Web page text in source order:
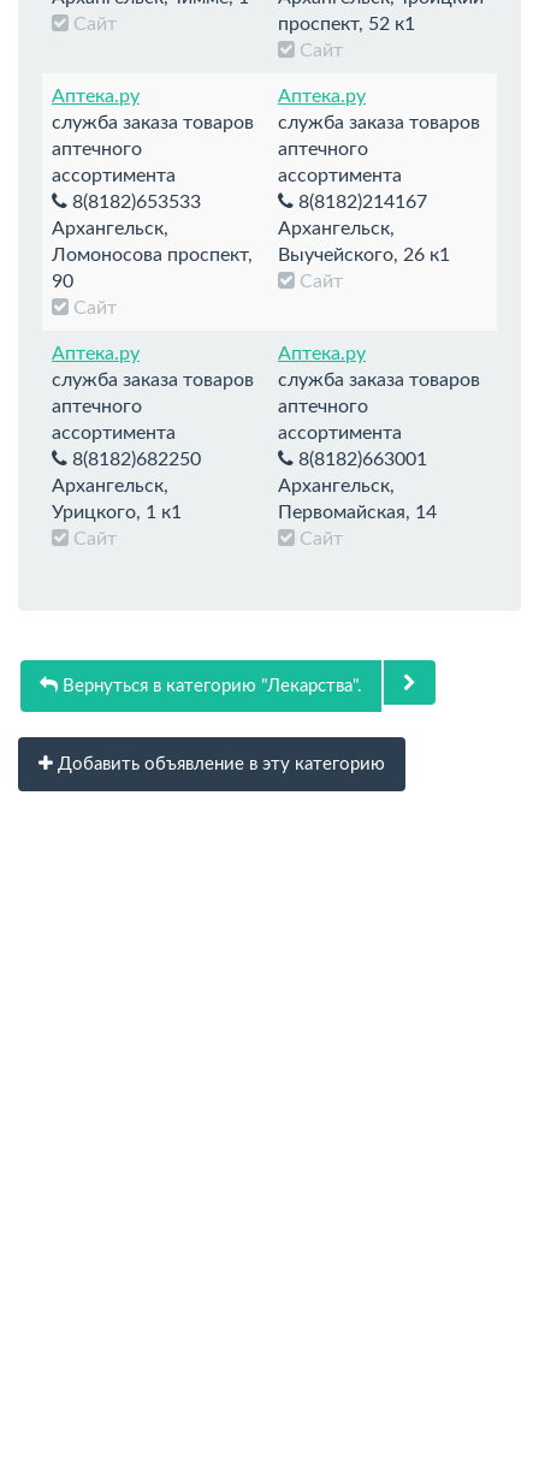
Сайт
проспект, 52 к1
Сайт
Аптека.ру
служба заказа товаров
аптечного
ассортимента
8(8182)653533
Архангельск,
Ломоносова проспект,
90
Сайт
Аптека.ру
служба заказа товаров
аптечного
ассортимента
8(8182)214167
Архангельск,
Выучейского, 26 к1
Сайт
Аптека.ру
служба заказа товаров
аптечного
ассортимента
8(8182)682250
Архангельск,
Урицкого, 1 к1
Сайт
Аптека.ру
служба заказа товаров
аптечного
ассортимента
8(8182)663001
Архангельск,
Первомайская, 14
Сайт
Вернуться в категорию "Лекарства".
Добавить объявление в эту категорию